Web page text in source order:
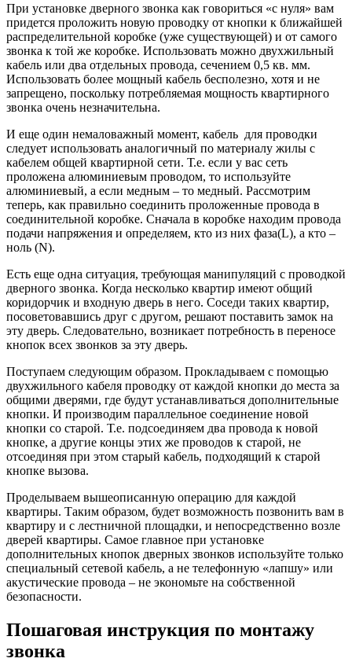
При установке дверного звонка как говориться «с нуля» вам
придется проложить новую проводку от кнопки к ближайшей
распределительной коробке (уже существующей) и от самого
звонка к той же коробке. Использовать можно двухжильный
кабель или два отдельных провода, сечением 0,5 кв. мм.
Использовать более мощный кабель бесполезно, хотя и не
запрещено, поскольку потребляемая мощность квартирного
звонка очень незначительна.
И еще один немаловажный момент, кабель для проводки
следует использовать аналогичный по материалу жилы с
кабелем общей квартирной сети. Т.е. если у вас сеть
проложена алюминиевым проводом, то используйте
алюминиевый, а если медным – то медный. Рассмотрим
теперь, как правильно соединить проложенные провода в
соединительной коробке. Сначала в коробке находим провода
подачи напряжения и определяем, кто из них фаза(L), а кто –
ноль (N).
Есть еще одна ситуация, требующая манипуляций с проводкой
дверного звонка. Когда несколько квартир имеют общий
коридорчик и входную дверь в него. Соседи таких квартир,
посоветовавшись друг с другом, решают поставить замок на
эту дверь. Следовательно, возникает потребность в переносе
кнопок всех звонков за эту дверь.
Поступаем следующим образом. Прокладываем с помощью
двухжильного кабеля проводку от каждой кнопки до места за
общими дверями, где будут устанавливаться дополнительные
кнопки. И производим параллельное соединение новой
кнопки со старой. Т.е. подсоединяем два провода к новой
кнопке, а другие концы этих же проводов к старой, не
отсоединяя при этом старый кабель, подходящий к старой
кнопке вызова.
Проделываем вышеописанную операцию для каждой
квартиры. Таким образом, будет возможность позвонить вам в
квартиру и с лестничной площадки, и непосредственно возле
дверей квартиры. Самое главное при установке
дополнительных кнопок дверных звонков используйте только
специальный сетевой кабель, а не телефонную «лапшу» или
акустические провода – не экономьте на собственной
безопасности.
Пошаговая инструкция по монтажу
звонка